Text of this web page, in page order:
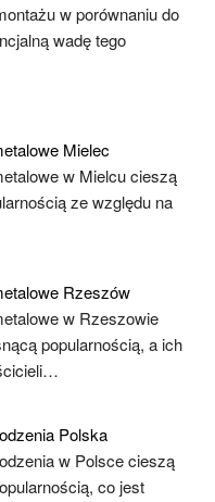
w porównaniu do
wadę tego
Mielec
w Mielcu cieszą
ze względu na
Rzeszów
w Rzeszowie
popularnością, a ich
Polska
w Polsce cieszą
co jest